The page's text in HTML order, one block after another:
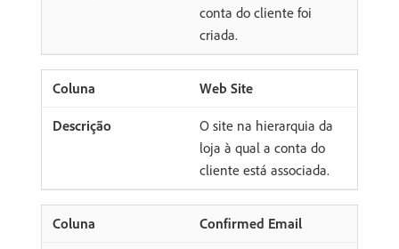
conta do cliente foi
criada.
Web Site
O site na hierarquia da
loja à qual a conta do
cliente está associada.
Confirmed Email